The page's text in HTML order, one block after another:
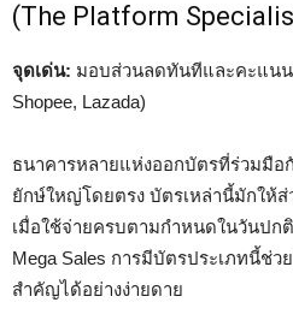
(The Platform
จุดเด่น: มอบส่วนลดทันทีและคะแน
Shopee, Lazada)
ธนาคารหลายแห่งออกบัตรที่ร่วมมือ
ยักษ์ใหญ่โดยตรง บัตรเหล่านี้มักให้ส่
เมื่อใช้จ่ายครบตามกำหนดในวันปก
Mega Sales การมีบัตรประเภทนี้ช่
สำคัญได้อย่างง่ายดาย